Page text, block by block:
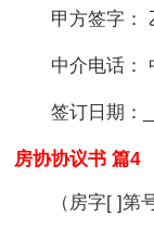
甲方签字：
中介电话：
签订日期：
房协协议书 篇4
（房字[ ]第